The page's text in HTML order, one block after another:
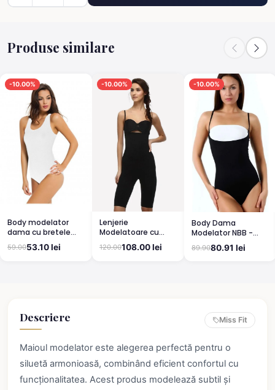
Produse similare
-10.00%
Body modelator
dama cu bretele
groase, material
elastic si respirabil,
59.0053.10 lei
-10.00%
Lenjerie
Modelatoare cu
Efect de Slăbire -
Negru
120.00108.00 lei
-10.00%
Body Dama
Modelator NBB -
Susținere și
Modelare Discretă,
89.9080.91 lei
Descriere Miss Fit
Maioul modelator este alegerea perfectă pentru o
siluetă armonioasă, combinând eficient confortul cu
funcționalitatea. Acest produs modelează subtil și